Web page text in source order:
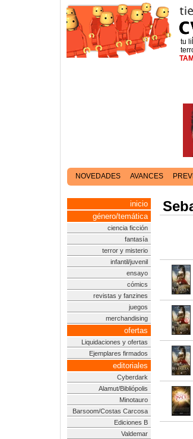
tu
NOVEDADES AVANCES
inicio
género/temática
ciencia ficción
fantasía
terror y misterio
infantil/juvenil
ensayo
cómics
revistas y fanzines
juegos
merchandising
ofertas
Liquidaciones y ofertas
Ejemplares firmados
editoriales
Cyberdark
Alamut/Bibliópolis
Minotauro
Barsoom/Costas Carcosa
Ediciones B
Valdemar